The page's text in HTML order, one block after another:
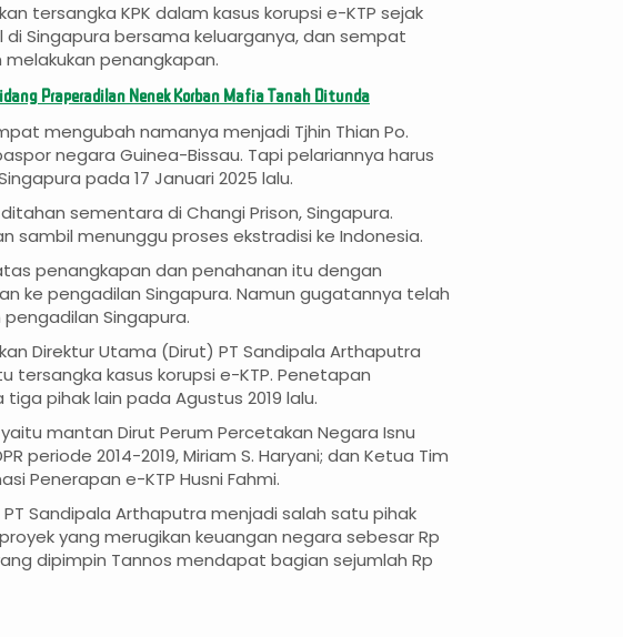
tersangka KPK dalam kasus korupsi e-KTP sejak
di Singapura bersama keluarganya, dan sempat
melakukan penangkapan.
Praperadilan Nenek Korban Mafia Tanah Ditunda
mengubah namanya menjadi Tjhin Thian Po.
negara Guinea-Bissau. Tapi pelariannya harus
pada 17 Januari 2025 lalu.
sementara di Changi Prison, Singapura.
sambil menunggu proses ekstradisi ke Indonesia.
penangkapan dan penahanan itu dengan
ke pengadilan Singapura. Namun gugatannya telah
Singapura.
Direktur Utama (Dirut) PT Sandipala Arthaputra
tersangka kasus korupsi e-KTP. Penetapan
pihak lain pada Agustus 2019 lalu.
mantan Dirut Perum Percetakan Negara Isnu
periode 2014-2019, Miriam S. Haryani; dan Ketua Tim
Penerapan e-KTP Husni Fahmi.
PT Sandipala Arthaputra menjadi salah satu pihak
yang merugikan keuangan negara sebesar Rp
dipimpin Tannos mendapat bagian sejumlah Rp